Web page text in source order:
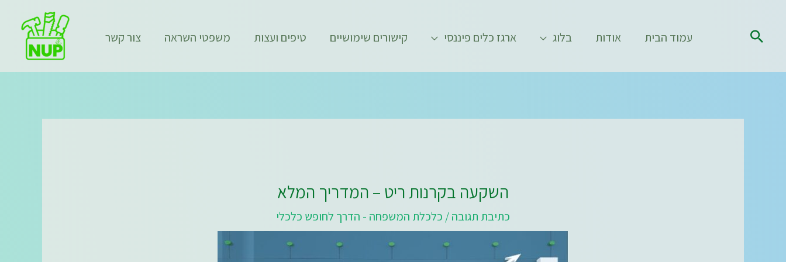
חיפוש עמוד הבית אודות בלוג ארגז כלים פיננסי קישורים שימושיים טיפים ועצות משפטי השראה צור קשר
השקעה בקרנות ריט – המדריך המלא
כתיבת תגובה/ כלכלת המשפחה - הדרך לחופש כלכלי